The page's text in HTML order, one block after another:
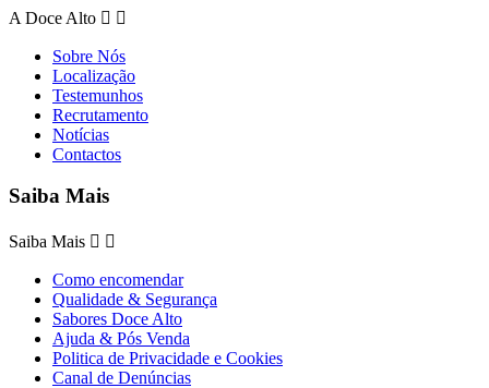
A Doce Alto  
Sobre Nós
Localização
Testemunhos
Recrutamento
Notícias
Contactos
Saiba Mais
Saiba Mais  
Como encomendar
Qualidade & Segurança
Sabores Doce Alto
Ajuda & Pós Venda
Politica de Privacidade e Cookies
Canal de Denúncias